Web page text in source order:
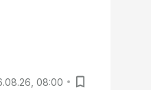
08:00